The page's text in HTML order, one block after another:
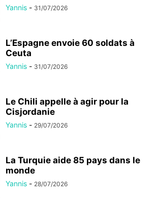
Yannis - 31/07/2026
L’Espagne envoie 60 soldats à
Ceuta
Yannis - 31/07/2026
Le Chili appelle à agir pour la
Cisjordanie
Yannis - 29/07/2026
La Turquie aide 85 pays dans le
monde
Yannis - 28/07/2026